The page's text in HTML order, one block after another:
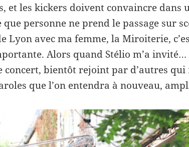
et les kick­ers doivent con­va­in­cre dans
per­sonne ne prend le pas­sage sur
Lyon avec ma femme, la Miroi­terie,
Alors quand Stélio m’a
con­cert, bien­tôt rejoint par d’autres
que l’on enten­dra à nou­veau,